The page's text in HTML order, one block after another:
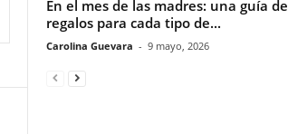
En el mes de las madres: una guía de
regalos para cada tipo de...
Carolina Guevara - 9 mayo, 2026